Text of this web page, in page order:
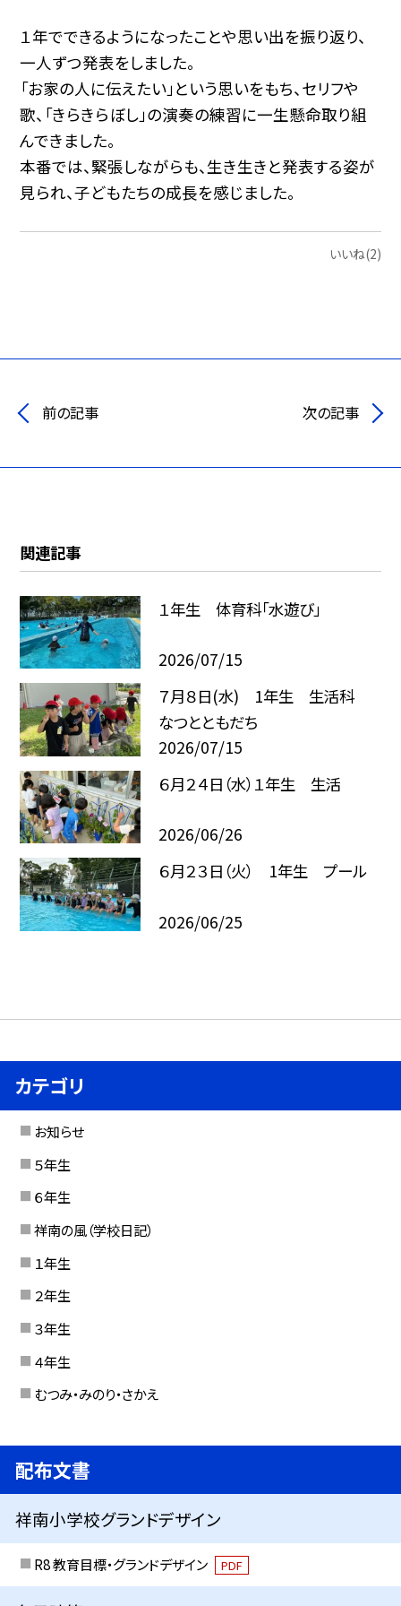
１年でできるようになったことや思い出を振り返り、
一人ずつ発表をしました。
「お家の人に伝えたい」という思いをもち、セリフや
歌、「きらきらぼし」の演奏の練習に一生懸命取り組
んできました。
本番では、緊張しながらも、生き生きと発表する姿が
見られ、子どもたちの成長を感じました。
いいね(2)
前の記事 次の記事
関連記事
１年生 体育科「水遊び」
2026/07/15
７月８日(水) 1年生 生活科
なつとともだち
2026/07/15
６月２４日（水）１年生 生活
2026/06/26
６月２３日（火） 1年生 プール
2026/06/25
カテゴリ
お知らせ
５年生
６年生
祥南の風（学校日記）
１年生
２年生
３年生
４年生
むつみ・みのり・さかえ
配布文書
祥南小学校グランドデザイン
R8 教育目標・グランドデザイン PDF